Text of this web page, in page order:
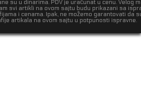
su u dinarima. PDV je uračunat u cenu. Velog
svi artikli na ovom sajtu budu prikazani sa
i cenama. Ipak, ne možemo garantovati da
artikala na ovom sajtu u potpunosti ispravne.